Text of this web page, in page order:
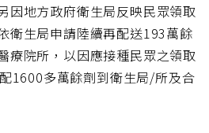
因地方政府衛生局反映民眾領取
衛生局申請陸續再配送193萬餘
療院所，以因應接種民眾之領取
1600多萬餘劑到衛生局/所及合